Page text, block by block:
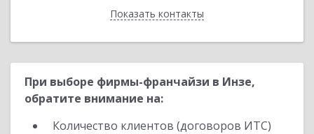
Показать контакты
Назад
При выборе фирмы-франчайзи в Инзе,
обратите внимание на:
Количество клиентов (договоров ИТС)